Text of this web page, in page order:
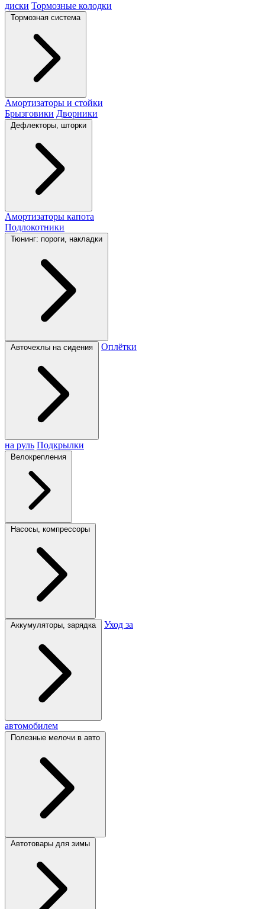
диски Тормозные колодки
Тормозная система
Амортизаторы и стойки
Брызговики Дворники
Дефлекторы, шторки
Амортизаторы капота
Подлокотники
Тюнинг: пороги, накладки
Авточехлы на сидения Оплётки
на руль Подкрылки
Велокрепления
Насосы, компрессоры
Аккумуляторы, зарядка Уход за
автомобилем
Полезные мелочи в авто
Автотовары для зимы